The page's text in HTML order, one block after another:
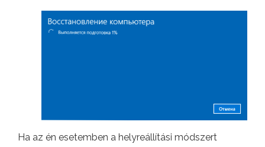
Ha az én esetemben a helyreállítási módszert